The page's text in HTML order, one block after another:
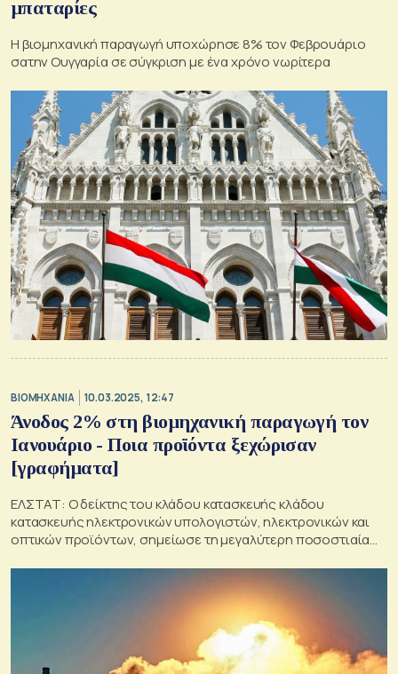
μπαταρίες
Η βιομηχανική παραγωγή υποχώρησε 8% τον Φεβρουάριο
σατην Ουγγαρία σε σύγκριση με ένα χρόνο νωρίτερα
ΒΙΟΜΗΧΑΝΙΑ 10.03.2025, 12:47
Άνοδος 2% στη βιομηχανική παραγωγή τον
Ιανουάριο - Ποια προϊόντα ξεχώρισαν
[γραφήματα]
ΕΛΣΤΑΤ: Ο δείκτης του κλάδου κατασκευής κλάδου
κατασκευής ηλεκτρονικών υπολογιστών, ηλεκτρονικών και
οπτικών προϊόντων, σημείωσε τη μεγαλύτερη ποσοστιαία